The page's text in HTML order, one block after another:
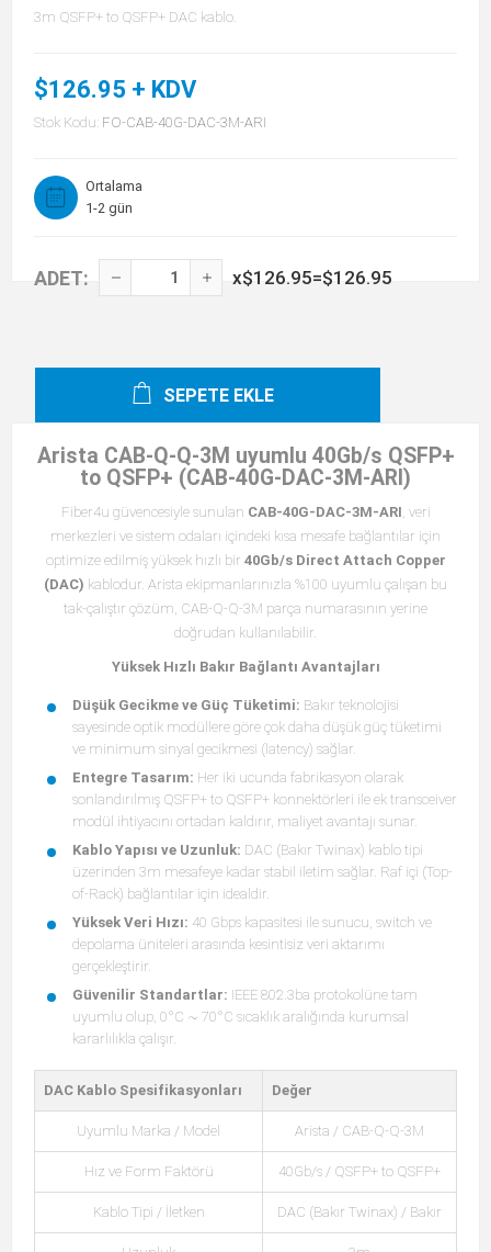
3m QSFP+ to QSFP+ DAC kablo.
$126.95 + KDV
Stok Kodu: FO-CAB-40G-DAC-3M-ARI
Ortalama
1-2 gün
ADET: x$126.95=$126.95
SEPETE EKLE
Arista CAB-Q-Q-3M uyumlu 40Gb/s QSFP+
to QSFP+ (CAB-40G-DAC-3M-ARI)
Fiber4u güvencesiyle sunulan CAB-40G-DAC-3M-ARI, veri
merkezleri ve sistem odaları içindeki kısa mesafe bağlantılar için
optimize edilmiş yüksek hızlı bir 40Gb/s Direct Attach Copper
(DAC) kablodur. Arista ekipmanlarınızla %100 uyumlu çalışan bu
tak-çalıştır çözüm, CAB-Q-Q-3M parça numarasının yerine
doğrudan kullanılabilir.
Yüksek Hızlı Bakır Bağlantı Avantajları
Düşük Gecikme ve Güç Tüketimi: Bakır teknolojisi
sayesinde optik modüllere göre çok daha düşük güç tüketimi
ve minimum sinyal gecikmesi (latency) sağlar.
Entegre Tasarım: Her iki ucunda fabrikasyon olarak
sonlandırılmış QSFP+ to QSFP+ konnektörleri ile ek transceiver
modül ihtiyacını ortadan kaldırır, maliyet avantajı sunar.
Kablo Yapısı ve Uzunluk: DAC (Bakır Twinax) kablo tipi
üzerinden 3m mesafeye kadar stabil iletim sağlar. Raf içi (Top-
of-Rack) bağlantılar için idealdir.
Yüksek Veri Hızı: 40 Gbps kapasitesi ile sunucu, switch ve
depolama üniteleri arasında kesintisiz veri aktarımı
gerçekleştirir.
Güvenilir Standartlar: IEEE 802.3ba protokolüne tam
uyumlu olup, 0°C ~ 70°C sıcaklık aralığında kurumsal
kararlılıkla çalışır.
DAC Kablo Spesifikasyonları Değer
Uyumlu Marka / Model Arista / CAB-Q-Q-3M
Hız ve Form Faktörü 40Gb/s / QSFP+ to QSFP+
Kablo Tipi / İletken DAC (Bakır Twinax) / Bakır